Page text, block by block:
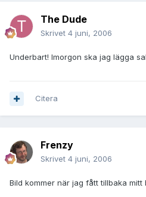
The Dude
Skrivet 4 juni, 2006
Underbart! Imorgon ska jag lägga
Citera
Frenzy
Skrivet 4 juni, 2006
Bild kommer när jag fått tillbaka mitt